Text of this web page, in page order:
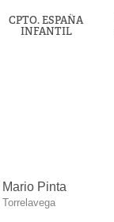
CPTO. ESPAÑA
INFANTIL
Mario Pinta
Torrelavega